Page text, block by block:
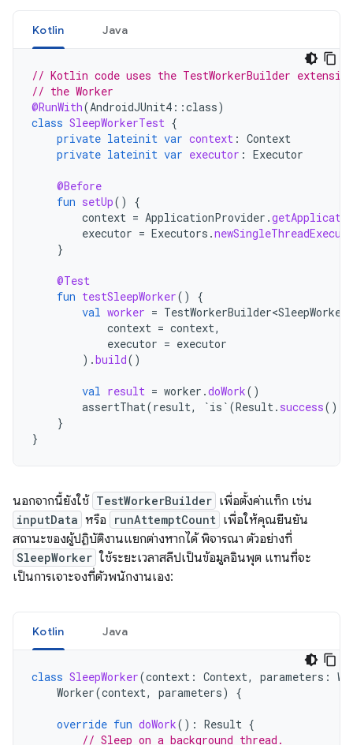
Kotlin Java
// Kotlin code uses the TestWorkerBuilder
// the Worker
@RunWith(AndroidJUnit4 ::class)
class SleepWorkerTest {
private lateinit var context : Context
private lateinit var executor : Executor
@Before
fun setUp()
{
context = ApplicationProvider .
executor = Executors .
}
@Test
fun testSleepWorker()
{
val worker = TestWorkerBuilder<SleepWorker>
context = context,
executor = executor
).build()
val result = worker .doWork()
assertThat(result, `is` (Result. success()))
}
}
นอกจากนี้ยังใช้ TestWorkerBuilder เพื่อตั้งค่าแท็ก เช่น
inputData หรือ runAttemptCount เพื่อให้คุณยืนยัน
สถานะของผู้ปฏิบัติงานแยกต่างหากได้ พิจารณา ตัวอย่างที่
SleepWorker ใช้ระยะเวลาสลีปเป็นข้อมูลอินพุต แทนที่จะ
เป็นการเจาะจงที่ตัวพนักงานเอง:
Kotlin Java
class SleepWorker(context : Context, parameters :
Worker(context, parameters) {
override fun doWork(): Result {
// Sleep on a background thread.